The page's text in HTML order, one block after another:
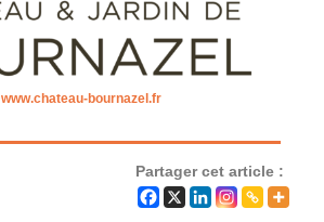
www.chateau-bournazel.fr
Partager cet article :